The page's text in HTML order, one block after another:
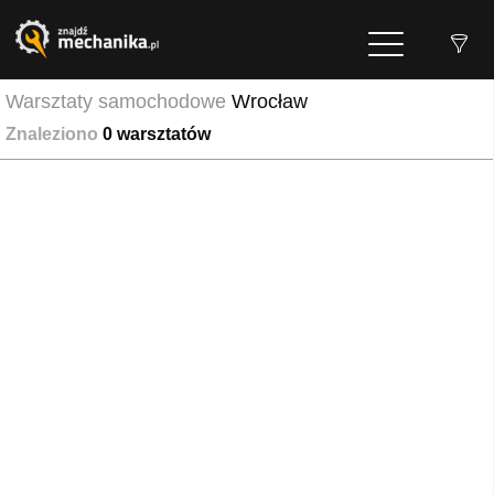
Warsztaty samochodowe Wrocław
Znaleziono 0 warsztatów